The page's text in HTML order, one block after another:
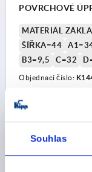
Souhlas
POVRCHOVÉ
MATERIÁL
ŠÍŘKA=44
B3=9,5
C=32
Objednací číslo:
CZK689.83